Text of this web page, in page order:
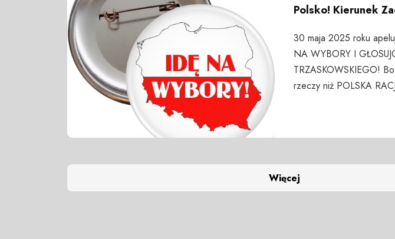
Polsko! Kierunek
30 maja 2025 roku
NA WYBORY I
TRZASKOWSKIEGO!
rzeczy niż POLSKA
Więcej